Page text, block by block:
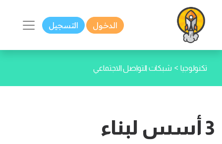
الدخول التسجيل
تكنولوجيا > شبكات التواصل الاجتماعي
3 أسس لبناء